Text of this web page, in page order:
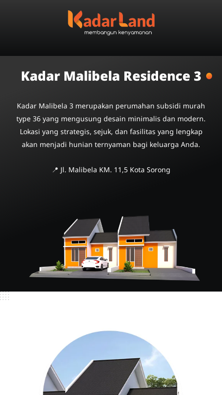
Kadar Malibela Residence 3
Kadar Malibela 3 merupakan perumahan subsidi murah
type 36 yang mengusung desain minimalis dan modern.
Lokasi yang strategis, sejuk, dan fasilitas yang lengkap
akan menjadi hunian ternyaman bagi keluarga Anda.
📍 Jl. Malibela KM. 11,5 Kota Sorong